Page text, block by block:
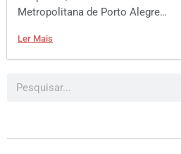
Metropolitana de Porto Alegre…
Ler Mais